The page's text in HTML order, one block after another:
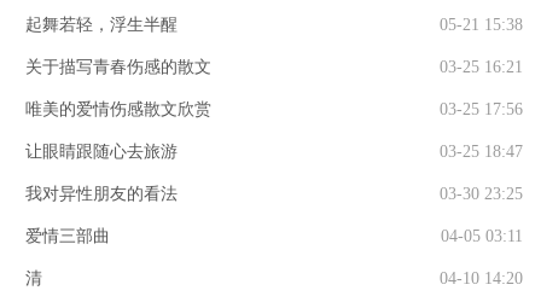
起舞若轻，浮生半醒 05-21 15:38
关于描写青春伤感的散文 03-25 16:21
唯美的爱情伤感散文欣赏 03-25 17:56
让眼睛跟随心去旅游 03-25 18:47
我对异性朋友的看法 03-30 23:25
爱情三部曲 04-05 03:11
清 04-10 14:20